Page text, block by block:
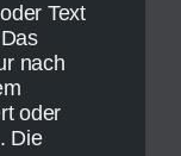
Text
nach
oder
Die